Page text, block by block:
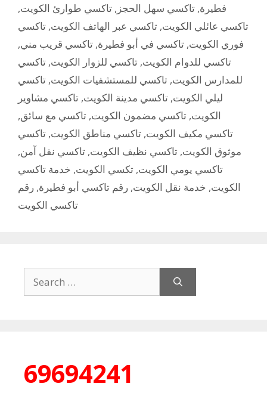
فطيرة, تاكسي سهل الحجز , تاكسي طوارئ الكويت,
تاكسي عائلي الكويت, تاكسي عبر الهاتف الكويت, تاكسي
فوري الكويت, تاكسي في أبو فطيرة, تاكسي قريب مني,
تاكسي للدوام الكويت, تاكسي للزوار الكويت, تاكسي
للمدارس الكويت, تاكسي للمستشفيات الكويت, تاكسي
ليلي الكويت, تاكسي مدينة الكويت, تاكسي مشاوير
الكويت, تاكسي مضمون الكويت, تاكسي مع سائق,
تاكسي مكيف الكويت, تاكسي مناطق الكويت, تاكسي
موثوق الكويت, تاكسي نظيف الكويت, تاكسي نقل آمن,
تاكسي يومي الكويت, تكسي الكويت, خدمة تاكسي
الكويت, خدمة نقل الكويت, رقم تاكسي أبو فطيرة, رقم
تاكسي الكويت
for:
69694241